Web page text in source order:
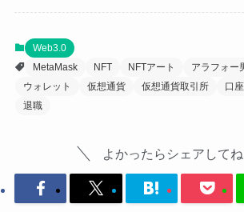
Web3.0
MetaMask
NFT NFTアート アラフォー
ウォレット
仮想通貨 仮想通貨取引所 口
退職
よかったらシェアしてね